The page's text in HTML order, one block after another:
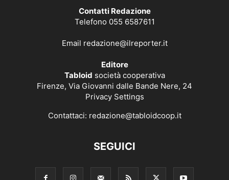
Contatti Redazione
Telefono 055 6587611
Email redazione@ilreporter.it
Editore
Tabloid società cooperativa
Firenze, Via Giovanni dalle Bande Nere, 24
Privacy Settings
Contattaci: redazione@tabloidcoop.it
SEGUICI